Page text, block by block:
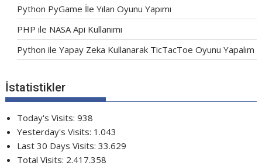
Python PyGame İle Yılan Oyunu Yapımı
PHP ile NASA Api Kullanımı
Python ile Yapay Zeka Kullanarak TicTacToe Oyunu Yapalım
İstatistikler
Today's Visits:938
Yesterday's Visits: 1.043
Last 30 Days Visits:33.629
Total Visits: 2.417.358